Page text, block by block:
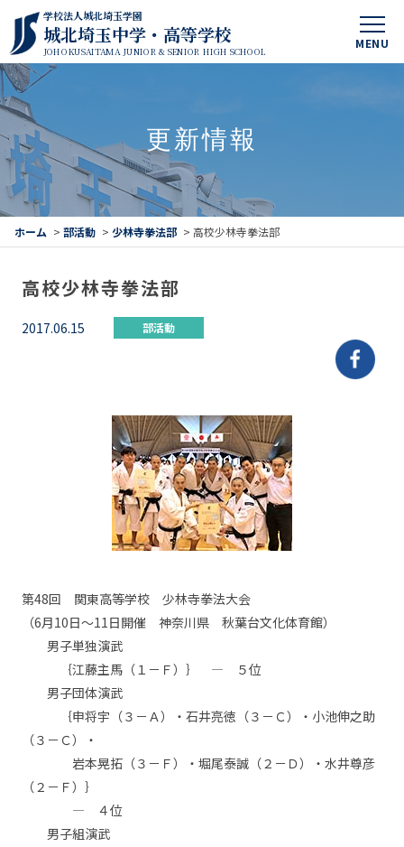
MENU
学校法人城北埼玉学園
城北埼玉中学・高等学校
JOHOKUSAITAMA JUNIOR & SENIOR HIGH SCHOOL
更新情報
ホーム > 部活動 > 少林寺拳法部 > 高校少林寺拳法部
高校少林寺拳法部
2017.06.15 部活動
第48回 関東高等学校 少林寺拳法大会
（6月10日～11日開催 神奈川県 秋葉台文化体育館）
男子単独演武
｛江藤主馬（１－Ｆ）｝ — ５位
男子団体演武
｛申将宇（３－Ａ）・石井亮徳（３－Ｃ）・小池伸之助
（３－Ｃ）・
岩本晃拓（３－Ｆ）・堀尾泰誠（２－Ｄ）・水井尊彦
（２－Ｆ）｝
— ４位
男子組演武